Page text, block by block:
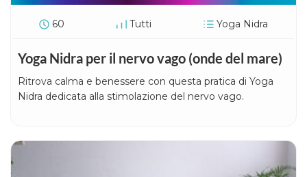
60 Tutti Yoga Nidra
Yoga Nidra per il nervo vago (onde del mare)
Ritrova calma e benessere con questa pratica di Yoga
Nidra dedicata alla stimolazione del nervo vago.